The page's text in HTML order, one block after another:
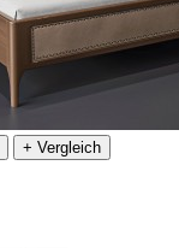
+ Vergleich